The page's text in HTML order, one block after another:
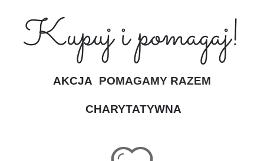
Kupuj i pomagaj!
AKCJA POMAGAMY RAZEM
CHARYTATYWNA